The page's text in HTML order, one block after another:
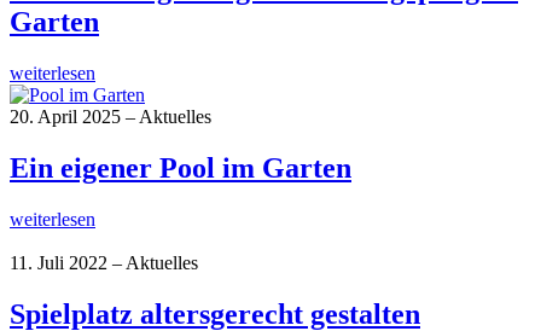
Garten
weiterlesen
20. April 2025 – Aktuelles
Ein eigener Pool im Garten
weiterlesen
11. Juli 2022 – Aktuelles
Spielplatz altersgerecht gestalten